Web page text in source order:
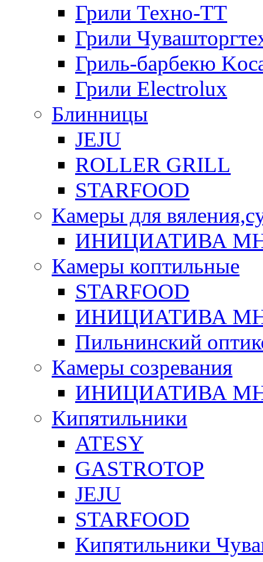
Грили Техно-ТТ
Грили
Гриль-барбекю
Грили Electrolux
Блинницы
JEJU
ROLLER GRILL
STARFOOD
Камеры для
ИНИЦИАТИВА
Камеры коптильные
STARFOOD
ИНИЦИАТИВА
Пильнинский
Камеры созревания
ИНИЦИАТИВА
Кипятильники
ATESY
GASTROTOP
JEJU
STARFOOD
Кипятильники